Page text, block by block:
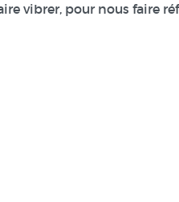
vibrer, pour nous faire